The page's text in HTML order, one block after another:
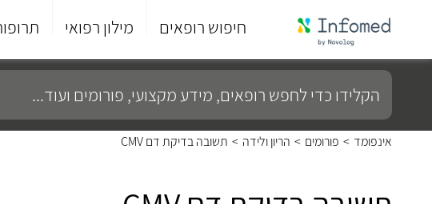
חיפוש רופאים מילון רפואי
סוף
התפריט
הקלידו
כדי
לחפש
רופאים,
מידע
מקצועי,
אינפומד > פורומים > הריון ולידה > תשובה בדיקת דם CMV